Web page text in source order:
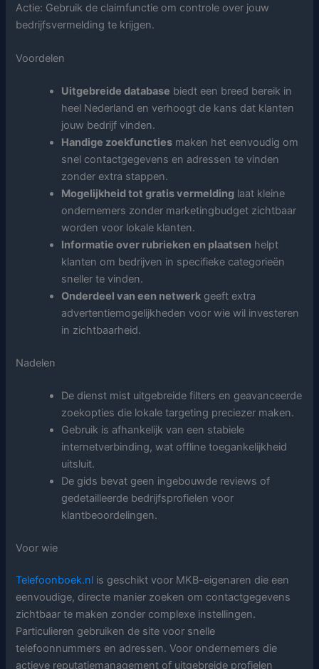
Actie: Gebruik de claimfunctie om controle over jouw
bedrijfsvermelding te krijgen.
Voordelen
Uitgebreide database biedt een breed bereik in
heel Nederland en verhoogt de kans dat klanten
jouw bedrijf vinden.
Handige zoekfuncties maken het eenvoudig om
snel contactgegevens en adressen te vinden
zonder extra stappen.
Mogelijkheid tot gratis vermelding laat kleine
ondernemers zonder marketingbudget zichtbaar
worden voor lokale klanten.
Informatie over rubrieken en plaatsen helpt
klanten om bedrijven in specifieke categorieën
sneller te vinden.
Onderdeel van een netwerk geeft extra
advertentiemogelijkheden voor wie wil investeren
in zichtbaarheid.
Nadelen
De dienst mist uitgebreide filters en geavanceerde
zoekopties die lokale targeting preciezer maken.
Gebruik is afhankelijk van een stabiele
internetverbinding, wat offline toegankelijkheid
uitsluit.
De gids bevat geen ingebouwde reviews of
gedetailleerde bedrijfsprofielen voor
klantbeoordelingen.
Voor wie
Telefoonboek.nl is geschikt voor MKB-eigenaren die een
eenvoudige, directe manier zoeken om contactgegevens
zichtbaar te maken zonder complexe instellingen.
Particulieren gebruiken de site voor snelle
telefoonnummers en adressen. Voor ondernemers die
actieve reputatiemanagement of uitgebreide profielen